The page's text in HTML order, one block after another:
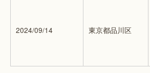
2024/09/14 東京都品川区